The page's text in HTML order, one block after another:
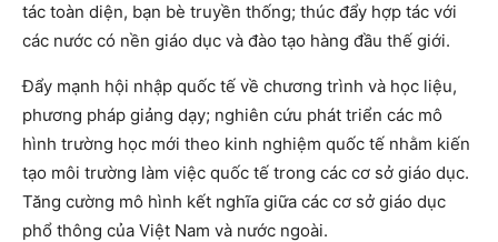
tác toàn diện, bạn bè truyền thống; thúc đẩy hợp tác với
các nước có nền giáo dục và đào tạo hàng đầu thế giới.
Đẩy mạnh hội nhập quốc tế về chương trình và học liệu,
phương pháp giảng dạy; nghiên cứu phát triển các mô
hình trường học mới theo kinh nghiệm quốc tế nhằm kiến
tạo môi trường làm việc quốc tế trong các cơ sở giáo dục.
Tăng cường mô hình kết nghĩa giữa các cơ sở giáo dục
phổ thông của Việt Nam và nước ngoài.